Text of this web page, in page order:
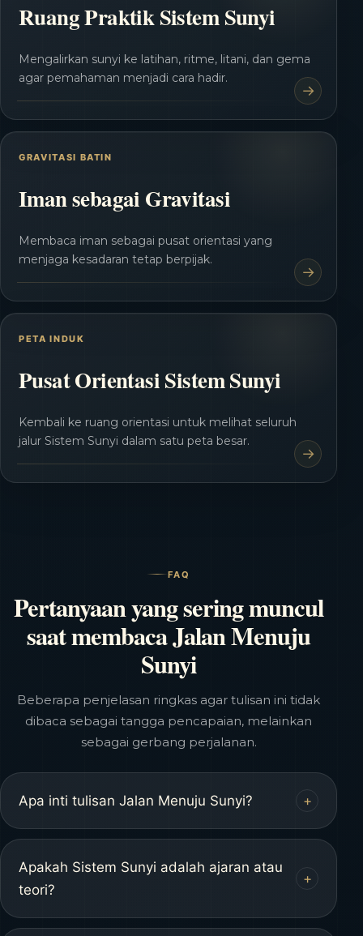
Ruang Praktik Sistem Sunyi
Mengalirkan sunyi ke latihan, ritme, litani, dan gema
agar pemahaman menjadi cara hadir.
GRAVITASI BATIN
Iman sebagai Gravitasi
Membaca iman sebagai pusat orientasi yang
menjaga kesadaran tetap berpijak.
PETA INDUK
Pusat Orientasi Sistem Sunyi
Kembali ke ruang orientasi untuk melihat seluruh
jalur Sistem Sunyi dalam satu peta besar.
FAQ
Pertanyaan yang sering muncul
saat membaca Jalan Menuju
Sunyi
Beberapa penjelasan ringkas agar tulisan ini tidak
dibaca sebagai tangga pencapaian, melainkan
sebagai gerbang perjalanan.
Apa inti tulisan Jalan Menuju Sunyi? +
Intinya adalah perjalanan menuju sunyi
tidak diburu untuk tiba. Ia dijalani pelan
melalui empat orbit kesadaran, sampai
Apakah Sistem Sunyi adalah ajaran atau
teori?
+
Tidak. Sistem Sunyi dibaca sebagai cara